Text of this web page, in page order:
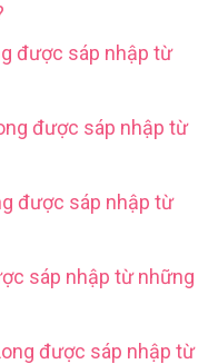
được sáp nhập từ
được sáp nhập từ
được sáp nhập từ
sáp nhập từ những
được sáp nhập từ